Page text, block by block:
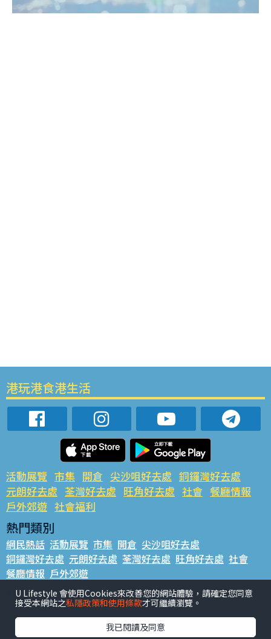
港玩港食港生活
活動展覽 市集 開倉 尖沙咀好去處 銅鑼灣好去處
元朗好去處 荃灣好去處 旺角好去處 社會 餐廳情報
戶外郊遊 社會福利
熱門類別
網民熱話 活動展覽 市集 開倉 尖沙咀好去處
銅鑼灣好去處 元朗好去處 荃灣好去處 旺角好去處 社會
餐廳情報 戶外郊遊
熱門標籤
#UGO搵好去處 #人氣活動推介 #美食社群熱話
#ULifestyle應用程式
U Lifestyle 會使用Cookies來改善您的網站體驗，請確定您同意
接受本網站之私隱政策和使用條款才可繼續瀏覽。
我已閱讀及同意